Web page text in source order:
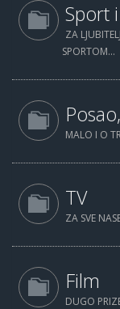
Sport
ZA
SPORTOM...
MALO I O
TV
ZA SVE
Film
DUGO